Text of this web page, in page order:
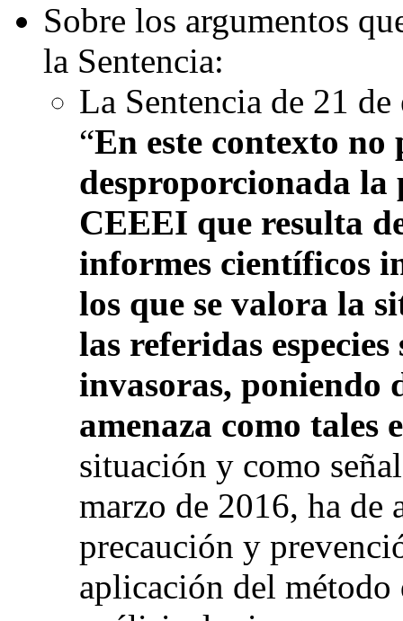
Sobre los argumentos
la Sentencia:
La Sentencia de 21
“En este contexto
desproporcionada la
CEEEI que resulta
informes científicos
los que se valora la
las referidas
invasoras, poniendo
amenaza como tales
situación y como
marzo de 2016, ha de
precaución y
aplicación del método